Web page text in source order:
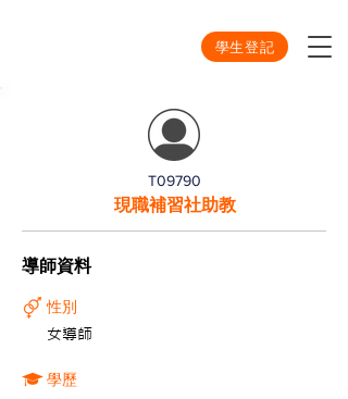
學生登記
T09790
現職補習社助教
導師資料
性別
女導師
學歷